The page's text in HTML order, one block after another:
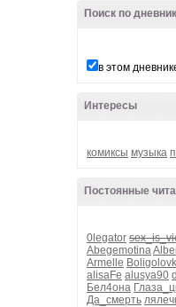
Поиск по
в этом
Интересы
комиксы музыка
Постоянные
0legator
Abegemotina
Armelle
alisaFe alusya90
Бел4она
Да_смерть